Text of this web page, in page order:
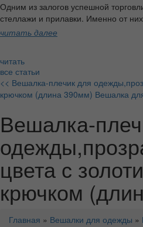
Одним из залогов успешной
стеллажи и прилавки. Именно от
читать далее
читать
все статьи
<< Вешалка-плечик для
крючком (длина 390мм) Вешалка
Вешалка-
цвета с
крючком
Главная » Вешалки для одежды »